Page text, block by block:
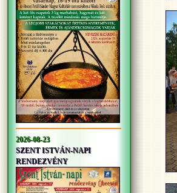
2026-08-23
SZENT ISTVÁN-NAPI
RENDEZVÉNY